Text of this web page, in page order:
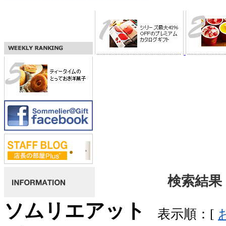
検索結果
表示順：[
ソムリエアット